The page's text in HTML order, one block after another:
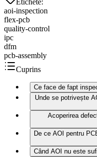
aoi-inspection
flex-pcb
quality-control
ipc
dfm
pcb-assembly
Cuprins
Ce face de fapt
Unde se potrivește
Acoperirea
De ce AOI pentru
Când AOI nu este